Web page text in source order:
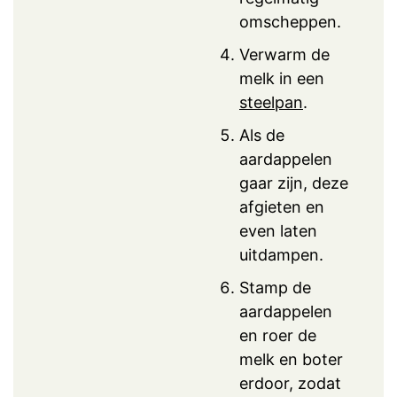
omscheppen.
Verwarm de
melk in een
steelpan.
Als de
aardappelen
gaar zijn, deze
afgieten en
even laten
uitdampen.
Stamp de
aardappelen
en roer de
melk en boter
erdoor, zodat